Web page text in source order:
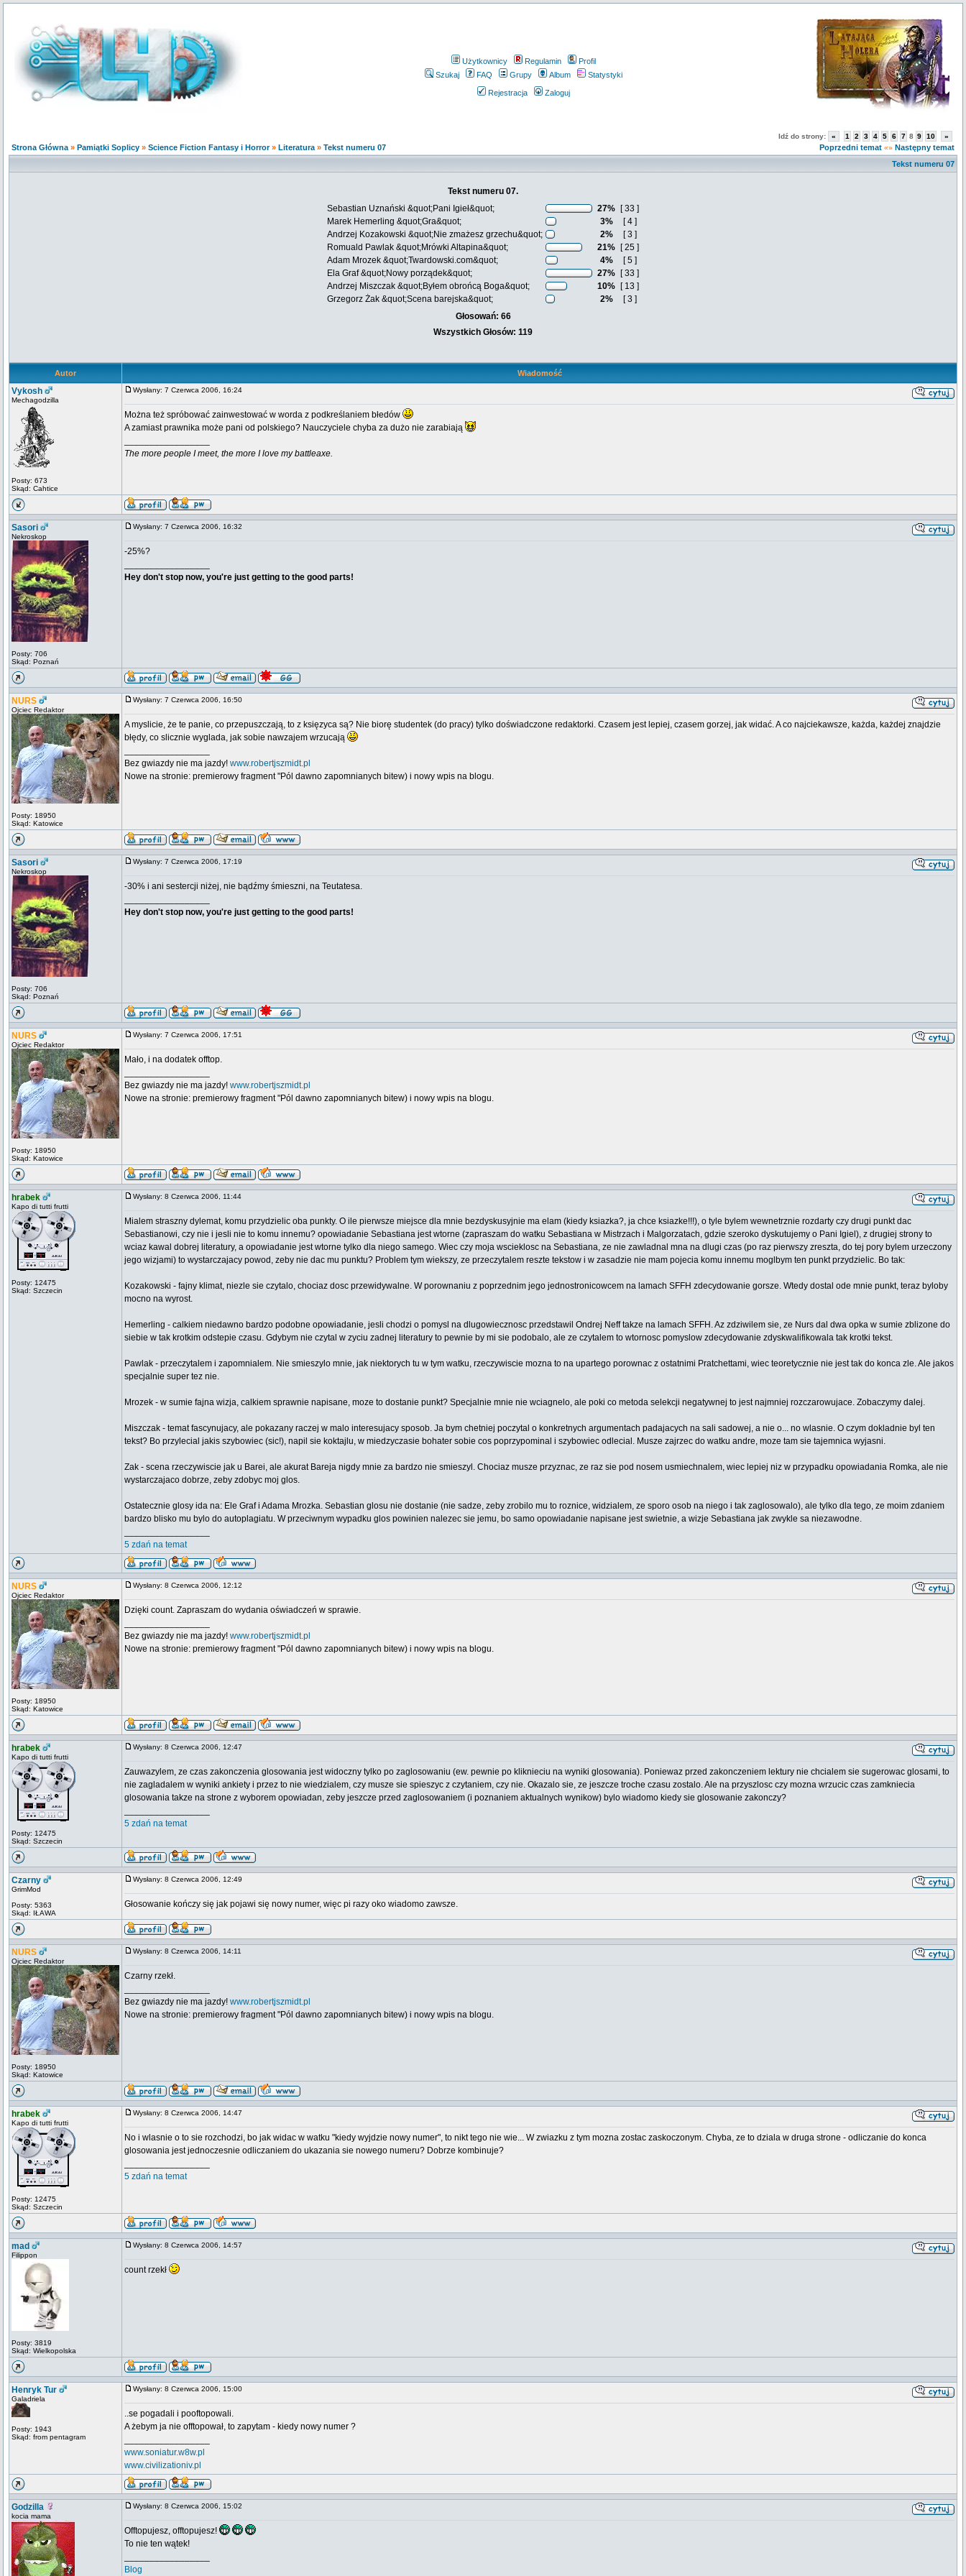
Użytkownicy Regulamin
Profil
Szukaj
FAQ Grupy Album Statystyki
Rejestracja Zaloguj
Strona Główna » Pamiątki Soplicy » Science Fiction Fantasy i Horror» Literatura » Tekst numeru 07
Idź do strony: « 1 2 3 4 5 6 7 8 9 10 »
Poprzedni temat «» Następny temat
Tekst numeru 07
Tekst numeru 07.
Sebastian Uznański &quot;Pani Igieł&quot;
27%
[ 33 ]
Marek Hemerling &quot;Gra&quot;
3%
[ 4 ]
Andrzej Kozakowski &quot;Nie zmażesz grzechu&quot;
2%
[ 3 ]
Romuald Pawlak &quot;Mrówki Altapina&quot;
21%
[ 25 ]
Adam Mrozek &quot;Twardowski.com&quot;
4%
[ 5 ]
Ela Graf &quot;Nowy porządek&quot;
27%
[ 33 ]
Andrzej Miszczak &quot;Byłem obrońcą Boga&quot;
10%
[ 13 ]
Grzegorz Żak &quot;Scena barejska&quot;
2%
[ 3 ]
Głosowań: 66
Wszystkich Głosów: 119
Autor Wiadomość
Vykosh
Mechagodzilla
Posty: 673
Skąd: Cahtice
Wysłany: 7 Czerwca 2006, 16:24
Można też spróbować zainwestować w worda z podkreślaniem błedów
A zamiast prawnika może pani od polskiego? Nauczyciele chyba za dużo nie zarabiają
The more people I meet, the more I love my battleaxe.
Sasori
Nekroskop
Posty: 706
Skąd: Poznań
Wysłany: 7 Czerwca 2006, 16:32
-25%?
Hey don't stop now, you're just getting to the good parts!
NURS
Ojciec Redaktor
Posty: 18950
Skąd: Katowice
Wysłany: 7 Czerwca 2006, 16:50
A myslicie, że te panie, co przepuszczają, to z księzyca są? Nie biorę studentek (do pracy) tylko doświadczone redaktorki. Czasem jest lepiej, czasem gorzej, jak widać. A co najciekawsze, każda, każdej znajdzie
błędy, co slicznie wyglada, jak sobie nawzajem wrzucają
Bez gwiazdy nie ma jazdy! www.robertjszmidt.pl
Nowe na stronie: premierowy fragment "Pól dawno zapomnianych bitew) i nowy wpis na blogu.
Sasori
Nekroskop
Posty: 706
Skąd: Poznań
Wysłany: 7 Czerwca 2006, 17:19
-30% i ani sestercji niżej, nie bądźmy śmieszni, na Teutatesa.
Hey don't stop now, you're just getting to the good parts!
NURS
Ojciec Redaktor
Posty: 18950
Skąd: Katowice
Wysłany: 7 Czerwca 2006, 17:51
Mało, i na dodatek offtop.
Bez gwiazdy nie ma jazdy! www.robertjszmidt.pl
Nowe na stronie: premierowy fragment "Pól dawno zapomnianych bitew) i nowy wpis na blogu.
hrabek
Kapo di tutti frutti
Posty: 12475
Skąd: Szczecin
Wysłany: 8 Czerwca 2006, 11:44
Mialem straszny dylemat, komu przydzielic oba punkty. O ile pierwsze miejsce dla mnie bezdyskusyjnie ma elam (kiedy ksiazka?, ja chce ksiazke!!!), o tyle bylem wewnetrznie rozdarty czy drugi punkt dac
Sebastianowi, czy nie i jesli nie to komu innemu? opowiadanie Sebastiana jest wtorne (zapraszam do watku Sebastiana w Mistrzach i Malgorzatach, gdzie szeroko dyskutujemy o Pani Igiel), z drugiej strony to
wciaz kawal dobrej literatury, a opowiadanie jest wtorne tylko dla niego samego. Wiec czy moja wscieklosc na Sebastiana, ze nie zawladnal mna na dlugi czas (po raz pierwszy zreszta, do tej pory bylem urzeczony
jego wizjami) to wystarczajacy powod, zeby nie dac mu punktu? Problem tym wiekszy, ze przeczytalem reszte tekstow i w zasadzie nie mam pojecia komu innemu moglbym ten punkt przydzielic. Bo tak:
Kozakowski - fajny klimat, niezle sie czytalo, chociaz dosc przewidywalne. W porownaniu z poprzednim jego jednostronicowcem na lamach SFFH zdecydowanie gorsze. Wtedy dostal ode mnie punkt, teraz byloby
mocno na wyrost.
Hemerling - calkiem niedawno bardzo podobne opowiadanie, jesli chodzi o pomysl na dlugowiecznosc przedstawil Ondrej Neff takze na lamach SFFH. Az zdziwilem sie, ze Nurs dal dwa opka w sumie zblizone do
siebie w tak krotkim odstepie czasu. Gdybym nie czytal w zyciu zadnej literatury to pewnie by mi sie podobalo, ale ze czytalem to wtornosc pomyslow zdecydowanie zdyskwalifikowala tak krotki tekst.
Pawlak - przeczytalem i zapomnialem. Nie smieszylo mnie, jak niektorych tu w tym watku, rzeczywiscie mozna to na upartego porownac z ostatnimi Pratchettami, wiec teoretycznie nie jest tak do konca zle. Ale jakos
specjalnie super tez nie.
Mrozek - w sumie fajna wizja, calkiem sprawnie napisane, moze to dostanie punkt? Specjalnie mnie nie wciagnelo, ale poki co metoda selekcji negatywnej to jest najmniej rozczarowujace. Zobaczymy dalej.
Miszczak - temat fascynujacy, ale pokazany raczej w malo interesujacy sposob. Ja bym chetniej poczytal o konkretnych argumentach padajacych na sali sadowej, a nie o... no wlasnie. O czym dokladnie byl ten
tekst? Bo przylecial jakis szybowiec (sic!), napil sie koktajlu, w miedzyczasie bohater sobie cos poprzypominal i szybowiec odlecial. Musze zajrzec do watku andre, moze tam sie tajemnica wyjasni.
Zak - scena rzeczywiscie jak u Barei, ale akurat Bareja nigdy mnie za bardzo nie smieszyl. Chociaz musze przyznac, ze raz sie pod nosem usmiechnalem, wiec lepiej niz w przypadku opowiadania Romka, ale nie
wystarczajaco dobrze, zeby zdobyc moj glos.
Ostatecznie glosy ida na: Ele Graf i Adama Mrozka. Sebastian glosu nie dostanie (nie sadze, zeby zrobilo mu to roznice, widzialem, ze sporo osob na niego i tak zaglosowalo), ale tylko dla tego, ze moim zdaniem
bardzo blisko mu bylo do autoplagiatu. W przeciwnym wypadku glos powinien nalezec sie jemu, bo samo opowiadanie napisane jest swietnie, a wizje Sebastiana jak zwykle sa niezawodne.
5 zdań na temat
NURS
Ojciec Redaktor
Posty: 18950
Skąd: Katowice
Wysłany: 8 Czerwca 2006, 12:12
Dzięki count. Zapraszam do wydania oświadczeń w sprawie.
Bez gwiazdy nie ma jazdy! www.robertjszmidt.pl
Nowe na stronie: premierowy fragment "Pól dawno zapomnianych bitew) i nowy wpis na blogu.
hrabek
Kapo di tutti frutti
Posty: 12475
Skąd: Szczecin
Wysłany: 8 Czerwca 2006, 12:47
Zauwazylem, ze czas zakonczenia glosowania jest widoczny tylko po zaglosowaniu (ew. pewnie po kliknieciu na wyniki glosowania). Poniewaz przed zakonczeniem lektury nie chcialem sie sugerowac glosami, to
nie zagladalem w wyniki ankiety i przez to nie wiedzialem, czy musze sie spieszyc z czytaniem, czy nie. Okazalo sie, ze jeszcze troche czasu zostalo. Ale na przyszlosc czy mozna wrzucic czas zamkniecia
glosowania takze na strone z wyborem opowiadan, zeby jeszcze przed zaglosowaniem (i poznaniem aktualnych wynikow) bylo wiadomo kiedy sie glosowanie zakonczy?
5 zdań na temat
Czarny
GrimMod
Posty: 5363
Skąd: IŁAWA
Wysłany: 8 Czerwca 2006, 12:49
Głosowanie kończy się jak pojawi się nowy numer, więc pi razy oko wiadomo zawsze.
NURS
Ojciec Redaktor
Posty: 18950
Skąd: Katowice
Wysłany: 8 Czerwca 2006, 14:11
Czarny rzekł.
Bez gwiazdy nie ma jazdy! www.robertjszmidt.pl
Nowe na stronie: premierowy fragment "Pól dawno zapomnianych bitew) i nowy wpis na blogu.
hrabek
Kapo di tutti frutti
Posty: 12475
Skąd: Szczecin
Wysłany: 8 Czerwca 2006, 14:47
No i wlasnie o to sie rozchodzi, bo jak widac w watku "kiedy wyjdzie nowy numer", to nikt tego nie wie... W zwiazku z tym mozna zostac zaskoczonym. Chyba, ze to dziala w druga strone - odliczanie do konca
glosowania jest jednoczesnie odliczaniem do ukazania sie nowego numeru? Dobrze kombinuje?
5 zdań na temat
mad
Filippon
Posty: 3819
Skąd: Wielkopolska
Wysłany: 8 Czerwca 2006, 14:57
count rzekł
Henryk Tur
Galadriela
Posty: 1943
Skąd: from pentagram
Wysłany: 8 Czerwca 2006, 15:00
..se pogadali i pooftopowali.
A żebym ja nie offtopował, to zapytam - kiedy nowy numer ?
www.soniatur.w8w.pl
www.civilizationiv.pl
Godzilla
kocia mama
Wysłany: 8 Czerwca 2006, 15:02
Offtopujesz, offtopujesz!
To nie ten wątek!
Blog